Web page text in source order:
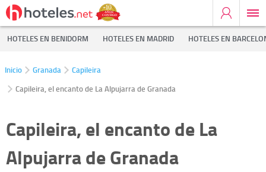
HOTELES EN BENIDORM HOTELES EN MADRID HOTELES EN
Inicio Granada
Capileira
Capileira, el encanto de La Alpujarra de Granada
Capileira, el encanto de La
Alpujarra de Granada